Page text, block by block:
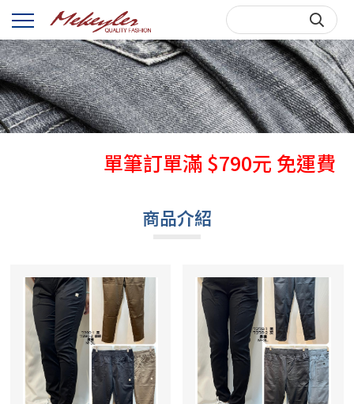
秋天牛仔褲熱賣中
單筆訂單滿 $790元 免運費
秋天牛仔褲熱賣中
購買前，請先詳閱購物說明~
商品介紹